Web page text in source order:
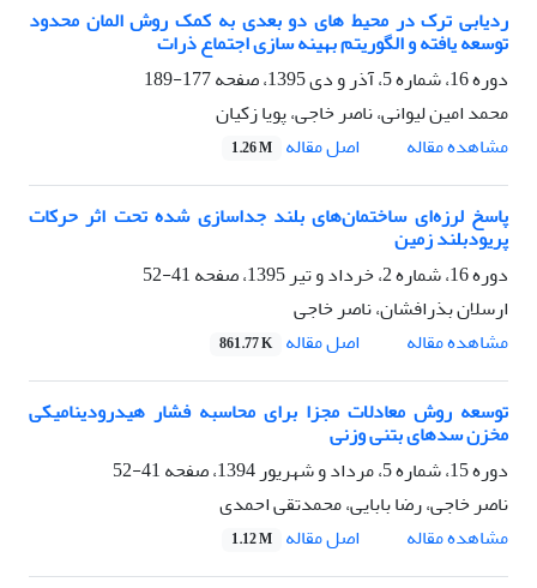
ردیابی ترک در محیط های دو بعدی به کمک روش المان محدود
توسعه یافته و الگوریتم بهینه سازی اجتماع ذرات
دوره 16، شماره 5، آذر و دی 1395، صفحه
177-189
محمد امین لیوانی، ناصر خاجی، پویا زکیان
مشاهده مقاله
اصل مقاله 1.26 M
پاسخ لرزه‌ای ساختمان‌های بلند جداسازی شده تحت اثر حرکات
پریودبلند زمین
دوره 16، شماره 2، خرداد و تیر 1395، صفحه
41-52
ارسلان بذرافشان، ناصر خاجی
مشاهده مقاله
اصل مقاله 861.77 K
توسعه روش معادلات مجزا برای محاسبه فشار هیدرودینامیکی
مخزن سدهای بتنی وزنی
دوره 15، شماره 5، مرداد و شهریور 1394، صفحه
41-52
ناصر خاجی، رضا بابایی، محمدتقی احمدی
مشاهده مقاله
اصل مقاله 1.12 M